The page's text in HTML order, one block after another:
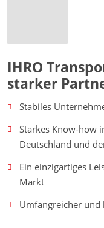
IHRO
starker
Stabiles
Starkes Know-how
Deutschland und
Ein einzigartiges
Markt
Umfangreicher